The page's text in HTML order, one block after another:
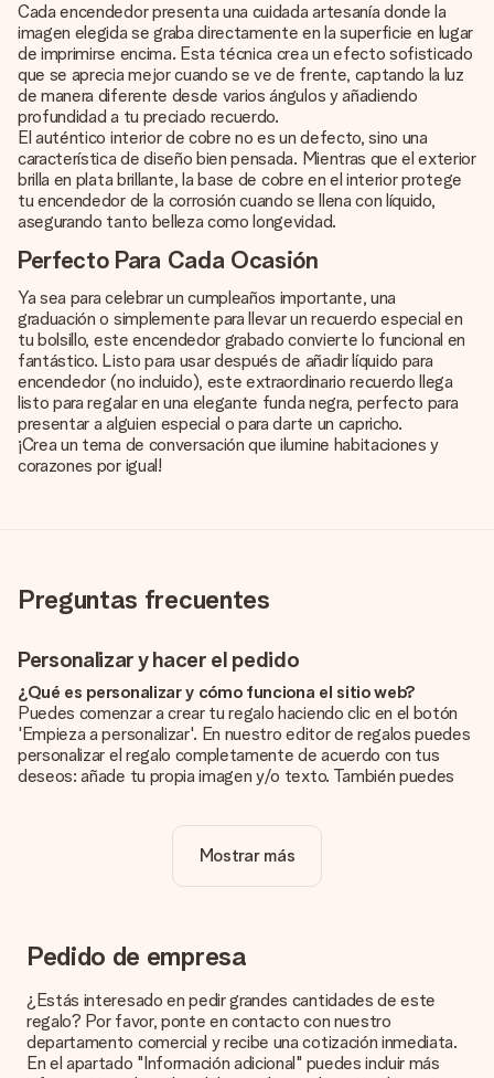
Cada encendedor presenta una cuidada artesanía donde la
imagen elegida se graba directamente en la superficie en lugar
de imprimirse encima. Esta técnica crea un efecto sofisticado
que se aprecia mejor cuando se ve de frente, captando la luz
de manera diferente desde varios ángulos y añadiendo
profundidad a tu preciado recuerdo.
El auténtico interior de cobre no es un defecto, sino una
característica de diseño bien pensada. Mientras que el exterior
brilla en plata brillante, la base de cobre en el interior protege
tu encendedor de la corrosión cuando se llena con líquido,
asegurando tanto belleza como longevidad.
Perfecto Para Cada Ocasión
Ya sea para celebrar un cumpleaños importante, una
graduación o simplemente para llevar un recuerdo especial en
tu bolsillo, este encendedor grabado convierte lo funcional en
fantástico. Listo para usar después de añadir líquido para
encendedor (no incluido), este extraordinario recuerdo llega
listo para regalar en una elegante funda negra, perfecto para
presentar a alguien especial o para darte un capricho.
¡Crea un tema de conversación que ilumine habitaciones y
corazones por igual!
Preguntas frecuentes
Personalizar y hacer el pedido
¿Qué es personalizar y cómo funciona el sitio web?
Puedes comenzar a crear tu regalo haciendo clic en el botón
'Empieza a personalizar'. En nuestro editor de regalos puedes
personalizar el regalo completamente de acuerdo con tus
deseos: añade tu propia imagen y/o texto. También puedes
¿La personalización está incluida en el precio?
El precio que se muestra en el sitio web incluye la
¿Cómo puedo saber si mi imagen tiene la calidad
adecuada?
satisfecho con tu regalo. Por eso es importante utilizar fotos
de alta calidad. Si no estás seguro de la calidad de la imagen,
ponte en contacto con nuestro equipo de atención al cliente e
incluye la foto junto con el regalo que te interesa encargar.
Mostrar más
Pedido de empresa
¿Estás interesado en pedir grandes cantidades de este
regalo? Por favor, ponte en contacto con nuestro
departamento comercial y recibe una cotización inmediata.
En el apartado "Información adicional" puedes incluir más